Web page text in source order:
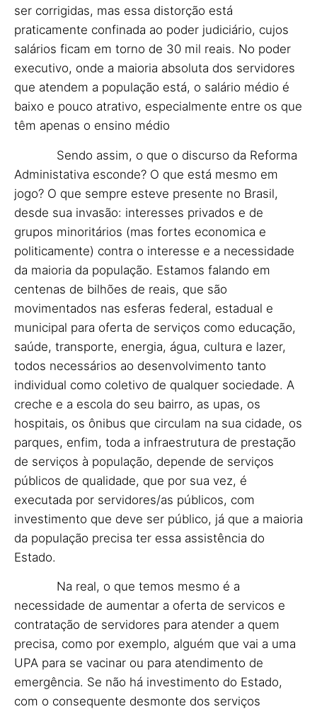
ser corrigidas, mas essa distorção está
praticamente confinada ao poder judiciário, cujos
salários ficam em torno de 30 mil reais. No poder
executivo, onde a maioria absoluta dos servidores
que atendem a população está, o salário médio é
baixo e pouco atrativo, especialmente entre os que
têm apenas o ensino médio
Sendo assim, o que o discurso da Reforma
Administativa esconde? O que está mesmo em
jogo? O que sempre esteve presente no Brasil,
desde sua invasão: interesses privados e de
grupos minoritários (mas fortes economica e
politicamente) contra o interesse e a necessidade
da maioria da população. Estamos falando em
centenas de bilhões de reais, que são
movimentados nas esferas federal, estadual e
municipal para oferta de serviços como educação,
saúde, transporte, energia, água, cultura e lazer,
todos necessários ao desenvolvimento tanto
individual como coletivo de qualquer sociedade. A
creche e a escola do seu bairro, as upas, os
hospitais, os ônibus que circulam na sua cidade, os
parques, enfim, toda a infraestrutura de prestação
de serviços à população, depende de serviços
públicos de qualidade, que por sua vez, é
executada por servidores/as públicos, com
investimento que deve ser público, já que a maioria
da população precisa ter essa assistência do
Estado.
Na real, o que temos mesmo é a
necessidade de aumentar a oferta de servicos e
contratação de servidores para atender a quem
precisa, como por exemplo, alguém que vai a uma
UPA para se vacinar ou para atendimento de
emergência. Se não há investimento do Estado,
com o consequente desmonte dos serviços